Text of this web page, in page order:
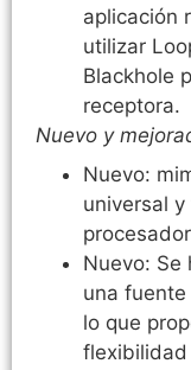
aplicación
utilizar
Blackhole
receptora.
Nuevo y
Nuevo:
universal
Nuevo: Se
una
lo que
flexibilidad